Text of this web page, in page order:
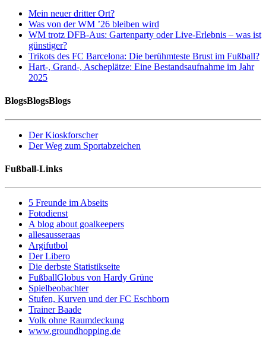
Mein neuer dritter Ort?
Was von der WM ’26 bleiben wird
WM trotz DFB-Aus: Gartenparty oder Live-Erlebnis – was ist
günstiger?
Trikots des FC Barcelona: Die berühmteste Brust im Fußball?
Hart-, Grand-, Ascheplätze: Eine Bestandsaufnahme im Jahr
2025
BlogsBlogsBlogs
Der Kioskforscher
Der Weg zum Sportabzeichen
Fußball-Links
5 Freunde im Abseits
Fotodienst
A blog about goalkeepers
allesausseraas
Argifutbol
Der Libero
Die derbste Statistikseite
FußballGlobus von Hardy Grüne
Spielbeobachter
Stufen, Kurven und der FC Eschborn
Trainer Baade
Volk ohne Raumdeckung
www.groundhopping.de